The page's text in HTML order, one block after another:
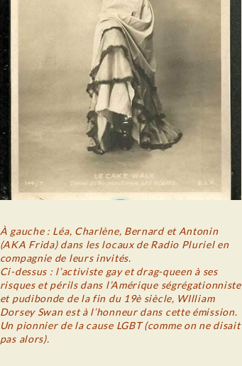
À gauche : Léa, Charlène, Bernard et Antonin
(AKA Frida) dans les locaux de Radio Pluriel en
compagnie de leurs invités.
Ci-dessus : l’activiste gay et drag-queen à ses
risques et périls dans l’Amérique ségrégationniste
et pudibonde de la fin du 19è siècle, WIlliam
Dorsey Swan est à l’honneur dans cette émission.
Un pionnier de la cause LGBT (comme on ne disait
pas alors).